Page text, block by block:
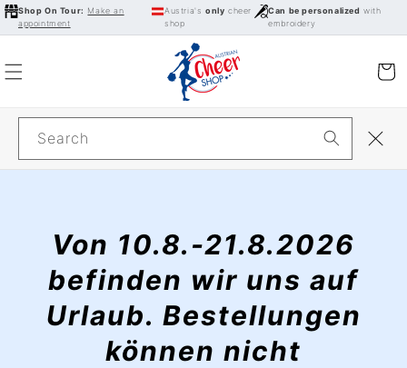
Skip to
content
Shop On Tour: Make an
appointment
Austria's only cheer
shop
Can be personalized with
embroidery
Cart
Search
Von 10.8.-21.8.2026
befinden wir uns auf
Urlaub. Bestellungen
können nicht